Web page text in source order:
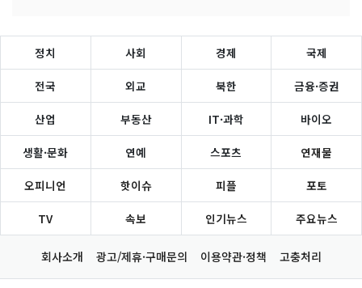
정치 사회 경제 국제
전국 외교 북한 금융·증권
산업 부동산 IT·과학 바이오
생활·문화 연예 스포츠 연재물
오피니언 핫이슈 피플 포토
TV 속보 인기뉴스 주요뉴스
회사소개 광고/제휴·구매문의 이용약관·정책 고충처리